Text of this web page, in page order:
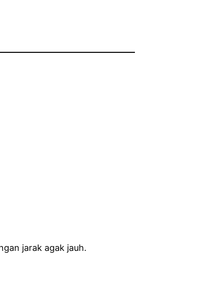
jarak agak jauh.